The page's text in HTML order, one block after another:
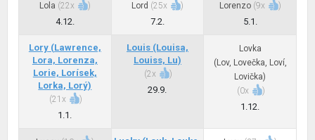
Lola (22x )
4.12.
Lord (25x )
7.2.
Lorenzo (9x )
5.1.
Lory(Lawrence,
Lora, Lorenza,
Lorie, Lorísek,
Lorka, Lorý)
(21x )
1.1.
Louis(Louisa,
Louiss, Lu)
(2x )
29.9.
Lovka
(Lov, Lovečka, Loví,
Lovička)
(0x )
1.12.